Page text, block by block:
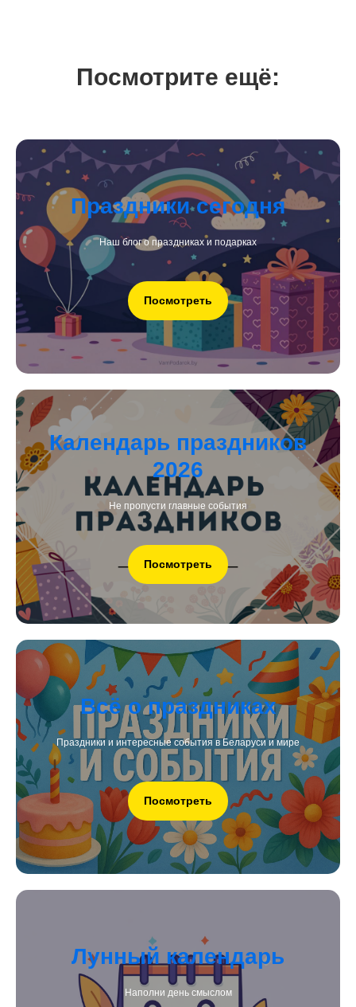
Посмотрите ещё:
Праздники сегодня
Наш блог о праздниках и подарках
Посмотреть
Календарь праздников
2026
Не пропусти главные события
Посмотреть
Всё о праздниках
Праздники и интересные события в Беларуси и мире
Посмотреть
Лунный календарь
Наполни день смыслом